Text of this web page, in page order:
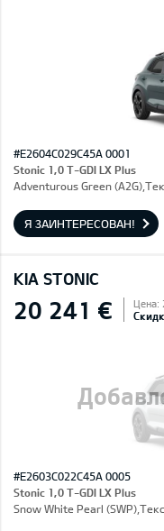
#E2604C029C45A 0001
Stonic 1,0 T-GDI LX Plus
Adventurous Green
Я ЗАИНТЕРЕСОВАН!
KIA STONIC
20 241 € Цена:
#E2603C022C45A 0005
Stonic 1,0 T-GDI LX Plus
Snow White Pearl